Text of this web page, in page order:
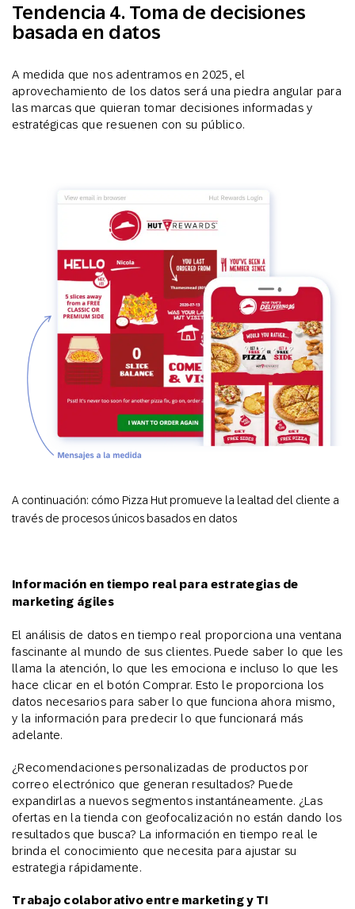
Tendencia 4. Toma de decisiones
basada en datos
A medida que nos adentramos en 2025, el
aprovechamiento de los datos será una piedra angular para
las marcas que quieran tomar decisiones informadas y
estratégicas que resuenen con su público.
A continuación: cómo Pizza Hut promueve la lealtad del cliente a
través de procesos únicos basados en datos
Información en tiempo real para estrategias de
marketing ágiles
El análisis de datos en tiempo real proporciona una ventana
fascinante al mundo de sus clientes. Puede saber lo que les
llama la atención, lo que les emociona e incluso lo que les
hace clicar en el botón Comprar. Esto le proporciona los
datos necesarios para saber lo que funciona ahora mismo,
y la información para predecir lo que funcionará más
adelante.
¿Recomendaciones personalizadas de productos por
correo electrónico que generan resultados? Puede
expandirlas a nuevos segmentos instantáneamente. ¿Las
ofertas en la tienda con geofocalización no están dando los
resultados que busca? La información en tiempo real le
brinda el conocimiento que necesita para ajustar su
estrategia rápidamente.
Trabajo colaborativo entre marketing y TI